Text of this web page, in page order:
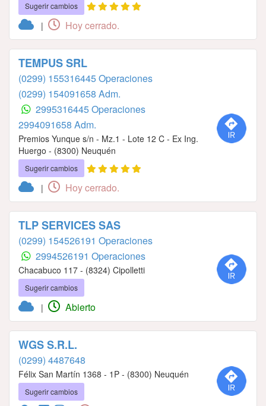
Sugerir cambios
| Hoy cerrado.
TEMPUS SRL
(0299) 155316445 Operaciones
(0299) 154091658 Adm.
2995316445 Operaciones
2994091658 Adm.
Premios Yunque s/n - Mz.1 - Lote 12 C - Ex Ing.
Huergo - (8300) Neuquén
Sugerir cambios
| Hoy cerrado.
TLP SERVICES SAS
(0299) 154526191 Operaciones
2994526191 Operaciones
Chacabuco 117 - (8324) Cipolletti
Sugerir cambios
| Abierto
WGS S.R.L.
(0299) 4487648
Félix San Martín 1368 - 1P - (8300) Neuquén
Sugerir cambios